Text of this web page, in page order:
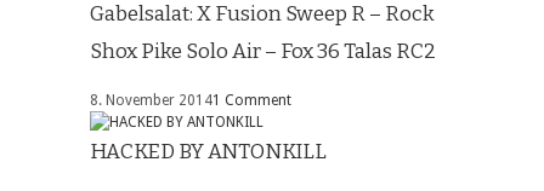
Gabelsalat: X Fusion Sweep R – Rock
Shox Pike Solo Air – Fox 36 Talas RC2
8. November 20141 Comment
HACKED BY ANTONKILL